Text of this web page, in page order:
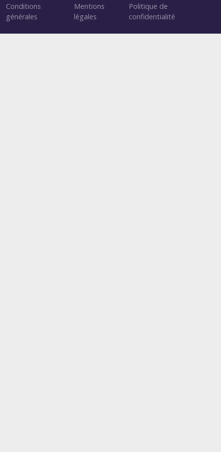
Conditions
générales
Mentions
légales
Politique de
confidentialité